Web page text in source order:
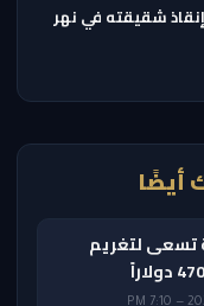
إنقاذ شقيقته في نهر
أيضًا
تسعى لتغريم